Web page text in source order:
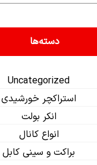
دسته‌ها
Uncategorized
استراکچر خورشیدی
انکر بولت
انواع کانال
براکت و سینی کابل